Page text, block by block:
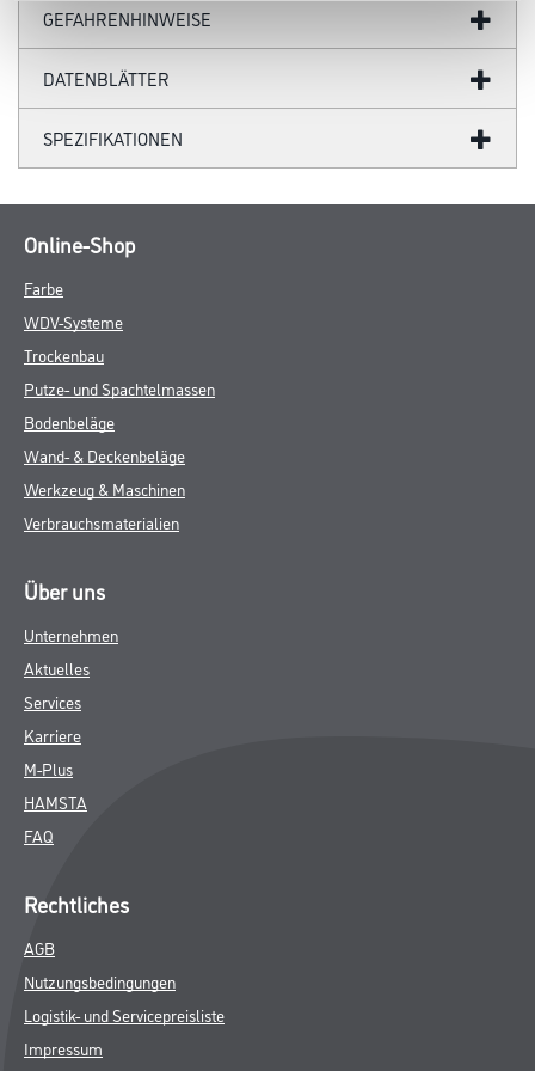
GEFAHRENHINWEISE
DATENBLÄTTER
SPEZIFIKATIONEN
Online-Shop
Farbe
WDV-Systeme
Trockenbau
Putze- und Spachtelmassen
Bodenbeläge
Wand- & Deckenbeläge
Werkzeug & Maschinen
Verbrauchsmaterialien
Über uns
Unternehmen
Aktuelles
Services
Karriere
M-Plus
HAMSTA
FAQ
Rechtliches
AGB
Nutzungsbedingungen
Logistik- und Servicepreisliste
Impressum